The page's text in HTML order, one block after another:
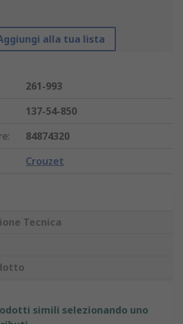
alla tua lista
261-993
137-54-850
:
84874320
Crouzet
Tecnica
simili selezionando uno